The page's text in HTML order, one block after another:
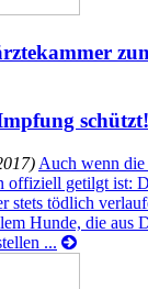
schützt!
Auch wenn
offiziell getilgt ist:
stets tödlich
Hunde, die aus
...